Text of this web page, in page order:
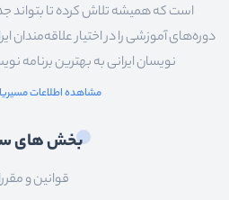
است که همیشه تلاش کرده تا بتواند
دوره‌های آموزشی را در اختیار علاقه‌مندان
نویسان ایرانی به بهترین
مشاهده اطلاعات
بخش های
قوانین و